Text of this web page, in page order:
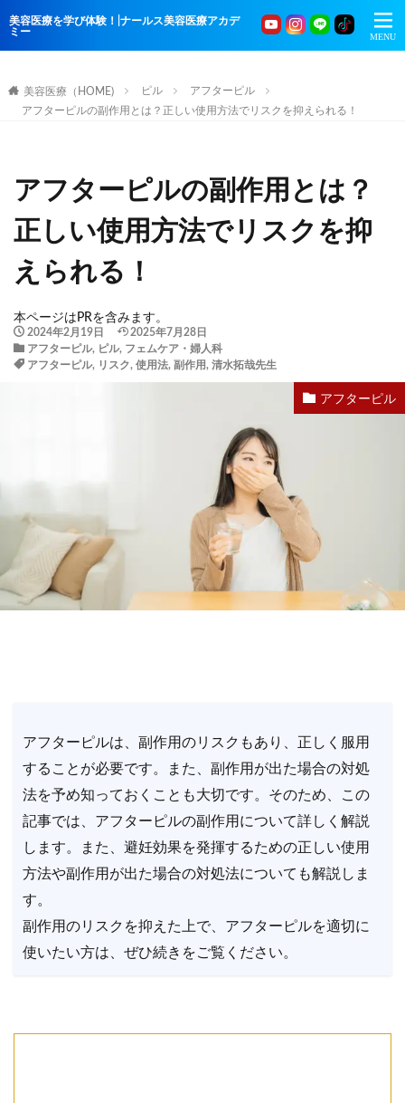
美容医療を学び体験！|ナールス美容医療アカデ
ミー
美容医療（HOME) ピル
アフターピル
アフターピルの副作用とは？正しい使用方法でリスクを抑えられる！
アフターピルの副作用とは？
正しい使用方法でリスクを抑
えられる！
本ページはPRを含みます。
2024年2月19日
2025年7月28日
アフターピル, ピル, フェムケア・婦人科
アフターピル, リスク, 使用法, 副作用, 清水拓哉先生
アフターピル
アフターピルは、副作用のリスクもあり、正しく服用
することが必要です。また、副作用が出た場合の対処
法を予め知っておくことも大切です。そのため、この
記事では、アフターピルの副作用について詳しく解説
します。また、避妊効果を発揮するための正しい使用
方法や副作用が出た場合の対処法についても解説しま
す。
副作用のリスクを抑えた上で、アフターピルを適切に
使いたい方は、ぜひ続きをご覧ください。